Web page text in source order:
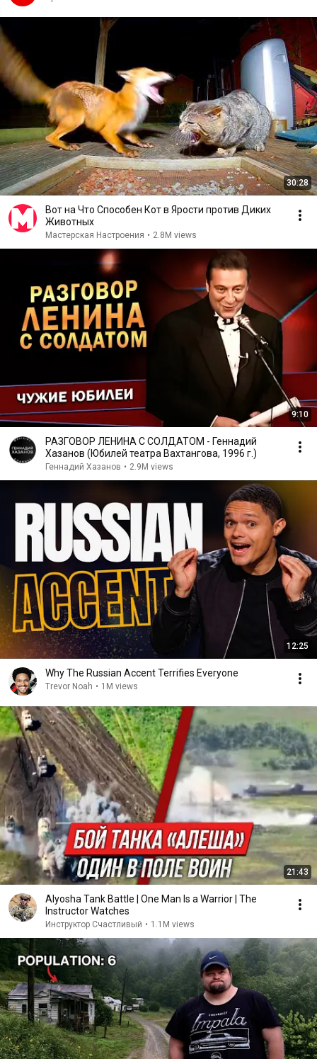
30:28
Вот на Что Способен Кот в Ярости против Диких
Животных
Мастерская Настроения • 2.8M views
9:10
РАЗГОВОР ЛЕНИНА С СОЛДАТОМ - Геннадий
Хазанов (Юбилей театра Вахтангова, 1996 г.)
Геннадий Хазанов • 2.9M views
12:25
Why The Russian Accent Terrifies Everyone
Trevor Noah • 1M views
21:43
Alyosha Tank Battle | One Man Is a Warrior | The
Instructor Watches
Инструктор Счастливый • 1.1M views